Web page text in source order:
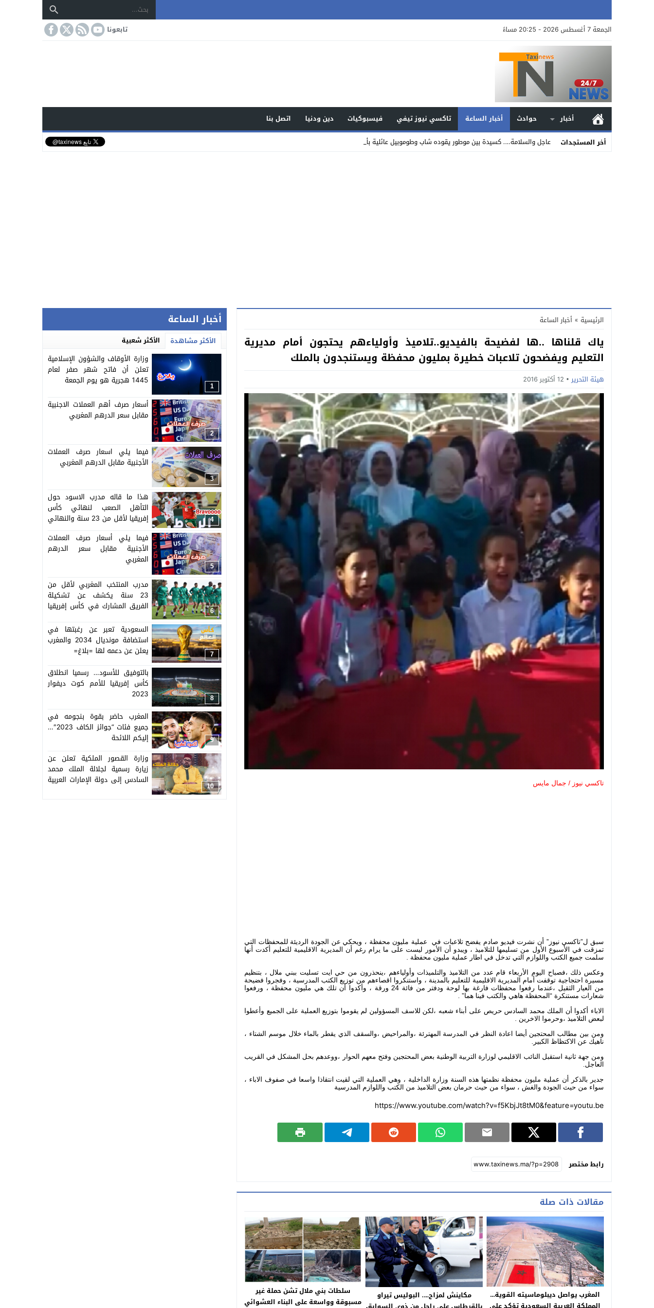
الجمعة 7 أغسطس 2026 - 20:25 مساءً تابعونا
أخبار حوادث أخبار الساعة تاكسي نيوز تيفي فيسبوكيات دين ودنيا
اتصل بنا
أخر المستجدات
عاجل والسلامة…. كسيدة بين موطور يقوده شاب وطوموبيل عائلية بأولاد مبارك
الرئيسية » أخبار الساعة
ياك قلناها ..ها لفضيحة بالفيديو..تلاميذ وأولياءهم يحتجون أمام مديرية
التعليم ويفضحون تلاعبات خطيرة بمليون محفظة ويستنجدون بالملك
هيئة التحرير 12 أكتوبر 2016
تاكسي نيوز / جمال مايس
سبق ل”تاكسي نيوز” أن نشرت فيديو صادم يفضح تلاعبات في عملية مليون محفظة ، ويحكي عن الجودة الرديئة للمحفظات التي
تمزقت في الأسبوع الأول من تسليمها للتلاميذ ، ويبدو أن الأمور ليست على ما يرام رغم أن المديرية الاقليمية للتعليم أكدت أنها
سلمت جميع الكتب واللوازم التي تدخل في اطار عملية مليون محفظة .
وعكس ذلك ،فصباح اليوم الأربعاء قام عدد من التلاميذ والتلميذات وأولياءهم ،ينحذرون من حي ايت تسليت ببني ملال ، بتنظيم
مسيرة احتجاجية توقفت أمام المديرية الاقليمية للتعليم بالمدينة ، واستنكروا اقصاءهم من توزيع الكتب المدرسية ، وفجروا فضيحة
من العيار الثقيل ،عندما رفعوا محفظات فارغة بها لوحة ودفتر من فائة 24 ورقة ، وأكدوا أن تلك هي مليون محفظة ، ورفعوا
شعارات مستنكرة “المحفظة هاهي والكتب فينا هما” .
الاباء أكدوا أن الملك محمد السادس حريص على أبناء شعبه ،لكن للاسف المسؤولين لم يقوموا بتوزيع العملية على الجميع وأعطوا
لبعض التلاميذ ،وحرموا الاخرين .
ومن بين مطالب المحتجين أيضا اعادة النظر في المدرسة المهترئة ،والمراحيض ،والسقف الذي يقطر بالماء خلال موسم الشتاء ،
ناهيك عن الاكتظاظ الكبير.
ومن جهة ثانية استقبل النائب الاقليمي لوزارة التربية الوطنية بعض المحتجين وفتح معهم الحوار ،ووعدهم بحل المشكل في القريب
العاجل.
جدير بالذكر أن عملية مليون محفظة نظمتها هذه السنة وزارة الداخلية ، وهي العملية التي لقيت انتقاذا واسعا في صفوف الاباء ،
سواء من حيث الجودة والغش ، سواء من حيث حرمان بعض التلاميذ من الكتب واللوازم المدرسية
https://www.youtube.com/watch?v=f5KbjJt8tM0&feature=youtu.be
رابط مختصر
مقالات ذات صلة
المغرب يواصل ديبلوماسيته القوية…
مكاينش لمزاح…. البوليس تيراو
سلطات بني ملال تشن حملة غير
مسبوقة وواسعة على البناء العشوائي
أخبار الساعة
الأكثر مشاهدة الأكثر شعبية
1
وزارة الأوقاف والشؤون الإسلامية
تعلن أن فاتح شهر صفر لعام
1445 هجرية هو يوم الجمعة
2
أسعار صرف أهم العملات الاجنبية
مقابل سعر الدرهم المغربي
3
فيما يلي اسعار صرف العملات
الأجنبية مقابل الدرهم المغربي
4
هذا ما قاله مدرب الاسود حول
التأهل الصعب لنهائي كأس
إفريقيا لأقل من 23 سنة والنهائي
5
فيما يلي أسعار صرف العملات
الأجنبية مقابل سعر الدرهم
المغربي
6
مدرب المنتخب المغربي لأقل من
23 سنة يكشف عن تشكيلة
الفريق المشارك في كأس إفريقيا
7
السعودية تعبر عن رغبتها في
استضافة مونديال 2034 والمغرب
يعلن عن دعمه لها =بلاغ=
8
بالتوفيق للأسود… رسميا انطلاق
كأس إفريقيا للأمم كوت ديفوار
2023
9
المغرب حاضر بقوة بنجومه في
جميع فئات “جوائز الكاف 2023″…
إليكم اللائحة
10
وزارة القصور الملكية تعلن عن
زيارة رسمية لجلالة الملك محمد
السادس إلى دولة الإمارات العربية